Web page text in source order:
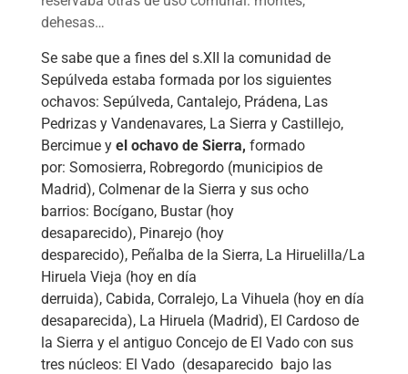
dehesas…
Se sabe que a fines del s.XII la comunidad de
Sepúlveda estaba formada por los siguientes
ochavos: Sepúlveda, Cantalejo, Prádena, Las
Pedrizas y Vandenavares, La Sierra y Castillejo,
Bercimue y el ochavo de Sierra, formado
por: Somosierra, Robregordo(municipios de
Madrid), Colmenar de la Sierra y sus ocho
barrios: Bocígano, Bustar(hoy
desaparecido), Pinarejo (hoy
desparecido), Peñalba de la Sierra, La Hiruelilla/La
Hiruela Vieja (hoy en día
derruida), Cabida, Corralejo, La Vihuela (hoy en día
desaparecida), La Hiruela (Madrid), El Cardoso de
la Sierra y el antiguo Concejo de El Vadocon sus
tres núcleos: El Vado(desaparecido bajo las